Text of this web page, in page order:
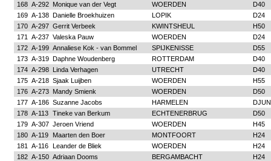
168 A-292 Monique van der Vegt WOERDEN
D40
169 A-138 Danielle Broekhuizen LOPIK
D24
170 A-297 Gerrit Verbeek KWINTSHEUL
H50
171
A-237 Valeska Pauw WOERDEN
D24
172 A-199 Annaliese Kok - van Bommel SPIJKENISSE
D55
173 A-319 Daphne Woudenberg ROTTERDAM
D40
174 A-298 Linda Verhagen UTRECHT
D40
175 A-218 Sjaak Luijben WOERDEN
H55
176 A-273 Mandy Smienk WOERDEN
D50
177 A-186 Suzanne Jacobs HARMELEN
DJUN
178 A-113 Tineke van Berkum ECHTENERBRUG
D50
179 A-307 Jeroen Vriend WOERDEN
H45
180 A-119 Maarten den Boer MONTFOORT
H24
181
A-116 Leander de Bliek WOERDEN
H24
182 A-150 Adriaan Dooms BERGAMBACHT
H24